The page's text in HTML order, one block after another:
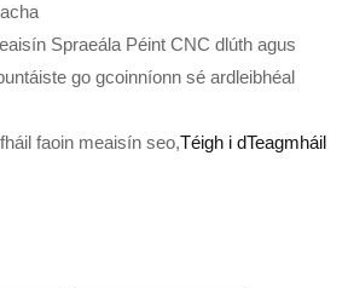
Spraeála Péint CNC dlúth agus
go gcoinníonn sé ardleibhéal
faoin meaisín seo,Téigh i dTeagmháil